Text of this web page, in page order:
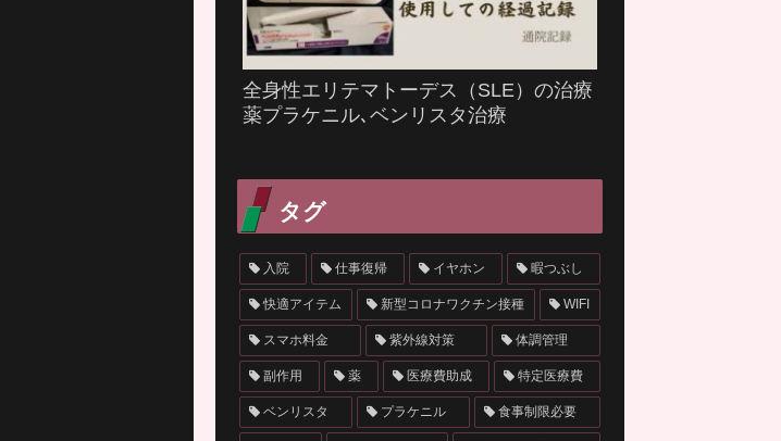
全身性エリテマトーデス（SLE）の治療
薬プラケニル､ベンリスタ治療
タグ
入院 仕事復帰 イヤホン 暇つぶし
快適アイテム 新型コロナワクチン接種 WIFI
スマホ料金 紫外線対策 体調管理
副作用 薬 医療費助成 特定医療費
ベンリスタ プラケニル 食事制限必要